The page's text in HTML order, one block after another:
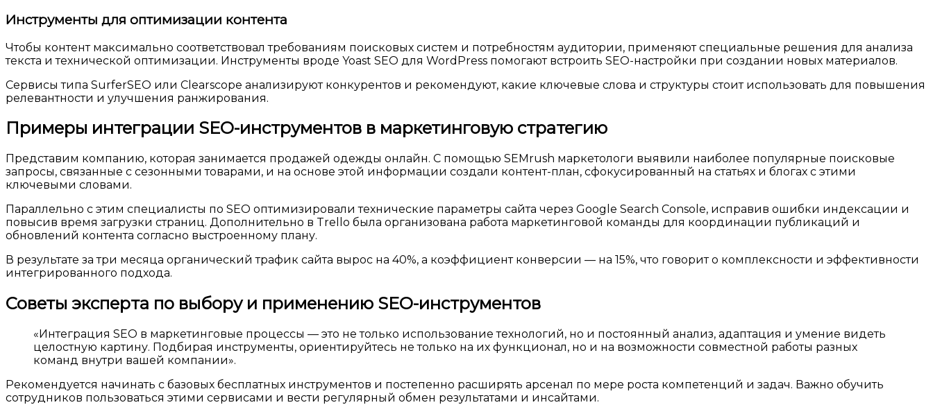
Инструменты для оптимизации контента
Чтобы контент максимально соответствовал требованиям поисковых систем и потребностям аудитории, применяют специальные решения для анализа
текста и технической оптимизации. Инструменты вроде Yoast SEO для WordPress помогают встроить SEO-настройки при создании новых материалов.
Сервисы типа SurferSEO или Clearscope анализируют конкурентов и рекомендуют, какие ключевые слова и структуры стоит использовать для повышения
релевантности и улучшения ранжирования.
Примеры интеграции SEO-инструментов в маркетинговую стратегию
Представим компанию, которая занимается продажей одежды онлайн. С помощью SEMrush маркетологи выявили наиболее популярные поисковые
запросы, связанные с сезонными товарами, и на основе этой информации создали контент-план, сфокусированный на статьях и блогах с этими
ключевыми словами.
Параллельно с этим специалисты по SEO оптимизировали технические параметры сайта через Google Search Console, исправив ошибки индексации и
повысив время загрузки страниц. Дополнительно в Trello была организована работа маркетинговой команды для координации публикаций и
обновлений контента согласно выстроенному плану.
В результате за три месяца органический трафик сайта вырос на 40%, а коэффициент конверсии — на 15%, что говорит о комплексности и эффективности
интегрированного подхода.
Советы эксперта по выбору и применению SEO-инструментов
«Интеграция SEO в маркетинговые процессы — это не только использование технологий, но и постоянный анализ, адаптация и умение видеть
целостную картину. Подбирая инструменты, ориентируйтесь не только на их функционал, но и на возможности совместной работы разных
команд внутри вашей компании».
Рекомендуется начинать с базовых бесплатных инструментов и постепенно расширять арсенал по мере роста компетенций и задач. Важно обучить
сотрудников пользоваться этими сервисами и вести регулярный обмен результатами и инсайтами.